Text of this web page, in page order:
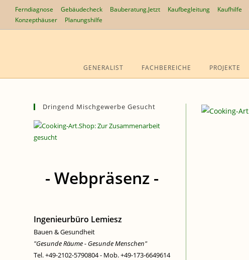
Inhalt
springen
Ferndiagnose Gebäudecheck Bauberatung.Jetzt Kaufbegleitung Kaufhilfe
Konzepthäuser
Planungshilfe
GENERALIST FACHBEREICHE PROJEKTE
Dringend Mischgewerbe Gesucht
- Webpräsenz -
Ingenieurbüro Lemiesz
Bauen & Gesundheit
"Gesunde Räume - Gesunde Menschen"
Tel. +49-2102-5790804 - Mob. +49-173-6649614